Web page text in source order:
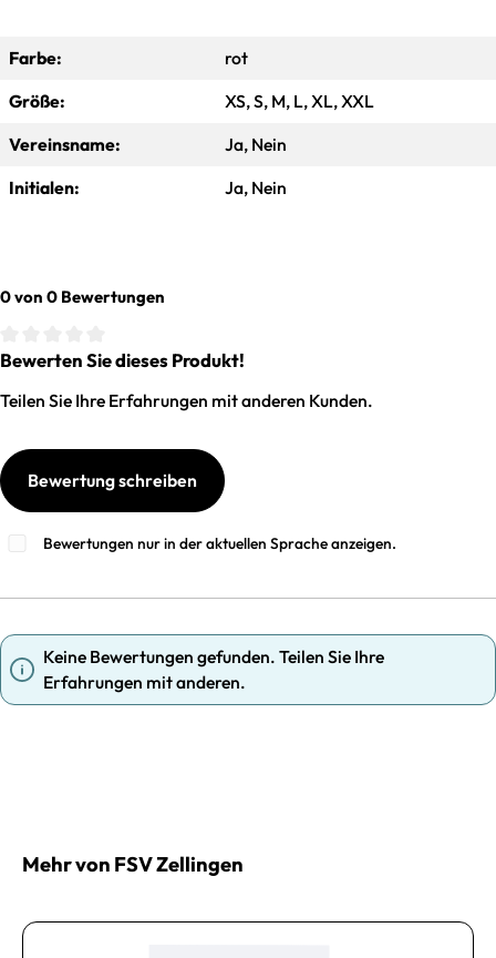
Farbe:
rot
Größe:
XS, S, M, L, XL, XXL
Vereinsname:
Ja, Nein
Initialen:
Ja, Nein
0 von 0 Bewertungen
Durchschnittliche Bewertung von 0 von 5 Sternen
Bewerten Sie dieses Produkt!
Teilen Sie Ihre Erfahrungen mit anderen Kunden.
Bewertung schreiben
Bewertungen nur in der aktuellen Sprache anzeigen.
Keine Bewertungen gefunden. Teilen Sie Ihre
Erfahrungen mit anderen.
Mehr von FSV Zellingen